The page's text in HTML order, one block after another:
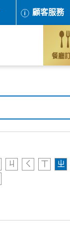
顧客服務
餐廳
ㄐ ㄑ ㄒ ㄓ